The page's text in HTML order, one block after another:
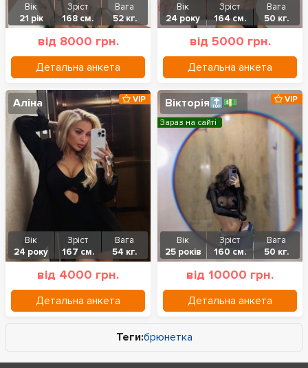
Вік
21 рік
Зріст
168 см.
Вага
52 кг.
від 8000 грн.
Детальна анкета
Вік
24 року
Зріст
164 см.
Вага
50 кг.
від 5000 грн.
Детальна анкета
Аліна
Вік
24 року
Зріст
167 см.
Вага
54 кг.
від 4000 грн.
Детальна анкета
VIP Вікторія🔝💵
Вік
25 років
Зріст
160 см.
Вага
50 кг.
від 10000 грн.
Детальна анкета
VIP
Зараз на сайті
Теги:брюнетка